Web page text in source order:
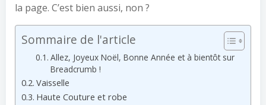
la page. C’est bien aussi, non ?
Sommaire de l'article
Allez, Joyeux Noël, Bonne Année et à bientôt sur
Breadcrumb !
Vaisselle
Haute Couture et robe